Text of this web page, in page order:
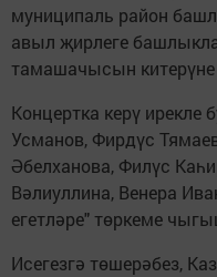
муниципаль район
авыл җирлеге
тамашачысын
Концертка керү ирекле
Усманов, Фирдүс
Әбелханова, Филүс
Вәлиуллина, Венера
егетләре" төркеме
Исегезгә төшерәбез,